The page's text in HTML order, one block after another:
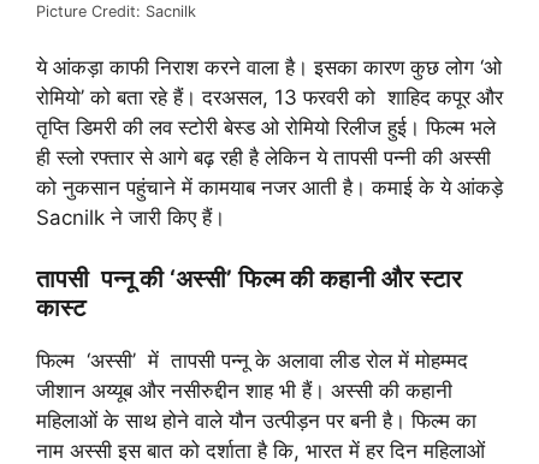
Picture Credit: Sacnilk
ये आंकड़ा काफी निराश करने वाला है। इसका कारण कुछ लोग ‘ओ
रोमियो’ को बता रहे हैं। दरअसल, 13 फरवरी को शाहिद कपूर और
तृप्ति डिमरी की लव स्टोरी बेस्ड ओ रोमियो रिलीज हुई। फिल्म भले
ही स्लो रफ्तार से आगे बढ़ रही है लेकिन ये तापसी पन्नी की अस्सी
को नुकसान पहुंचाने में कामयाब नजर आती है। कमाई के ये आंकड़े
Sacnilk ने जारी किए हैं।
तापसी पन्नू की ‘अस्सी’ फिल्म की कहानी और स्टार
कास्ट
फिल्म ‘अस्सी’ में तापसी पन्नू के अलावा लीड रोल में मोहम्मद
जीशान अय्यूब और नसीरुद्दीन शाह भी हैं। अस्सी की कहानी
महिलाओं के साथ होने वाले यौन उत्पीड़न पर बनी है। फिल्म का
नाम अस्सी इस बात को दर्शाता है कि, भारत में हर दिन महिलाओं